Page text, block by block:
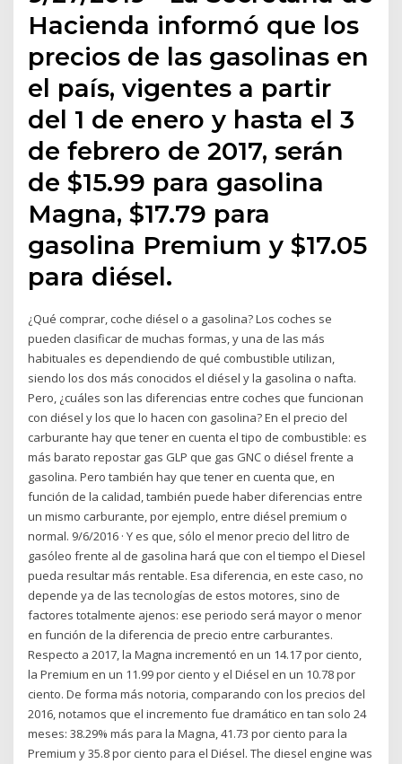
Hacienda informó que los
precios de las gasolinas en
el país, vigentes a partir
del 1 de enero y hasta el 3
de febrero de 2017, serán
de $15.99 para gasolina
Magna, $17.79 para
gasolina Premium y $17.05
para diésel.
¿Qué comprar, coche diésel o a gasolina? Los coches se
pueden clasificar de muchas formas, y una de las más
habituales es dependiendo de qué combustible utilizan,
siendo los dos más conocidos el diésel y la gasolina o nafta.
Pero, ¿cuáles son las diferencias entre coches que funcionan
con diésel y los que lo hacen con gasolina? En el precio del
carburante hay que tener en cuenta el tipo de combustible: es
más barato repostar gas GLP que gas GNC o diésel frente a
gasolina. Pero también hay que tener en cuenta que, en
función de la calidad, también puede haber diferencias entre
un mismo carburante, por ejemplo, entre diésel premium o
normal. 9/6/2016 · Y es que, sólo el menor precio del litro de
gasóleo frente al de gasolina hará que con el tiempo el Diesel
pueda resultar más rentable. Esa diferencia, en este caso, no
depende ya de las tecnologías de estos motores, sino de
factores totalmente ajenos: ese periodo será mayor o menor
en función de la diferencia de precio entre carburantes.
Respecto a 2017, la Magna incrementó en un 14.17 por ciento,
la Premium en un 11.99 por ciento y el Diésel en un 10.78 por
ciento. De forma más notoria, comparando con los precios del
2016, notamos que el incremento fue dramático en tan solo 24
meses: 38.29% más para la Magna, 41.73 por ciento para la
Premium y 35.8 por ciento para el Diésel. The diesel engine was